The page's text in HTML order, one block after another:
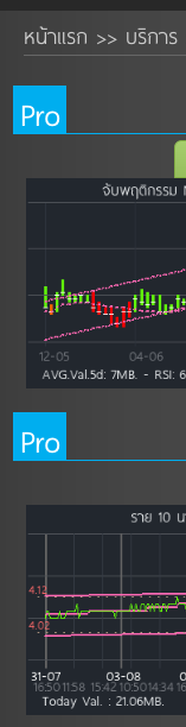
หน้าแรก >> บริการ
Pro
Pro